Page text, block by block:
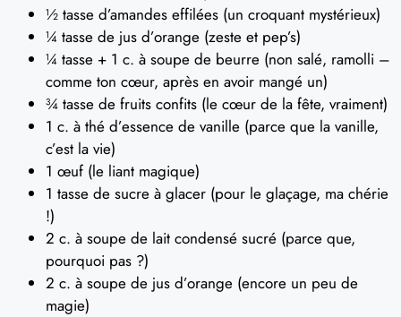
½ tasse d’amandes effilées (un croquant mystérieux)
¼ tasse de jus d’orange (zeste et pep’s)
¼ tasse + 1 c. à soupe de beurre (non salé, ramolli –
comme ton cœur, après en avoir mangé un)
¾ tasse de fruits confits (le cœur de la fête, vraiment)
1 c. à thé d’essence de vanille (parce que la vanille,
c’est la vie)
1 œuf (le liant magique)
1 tasse de sucre à glacer (pour le glaçage, ma chérie
!)
2 c. à soupe de lait condensé sucré (parce que,
pourquoi pas ?)
2 c. à soupe de jus d’orange (encore un peu de
magie)